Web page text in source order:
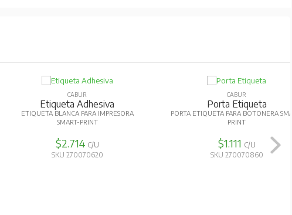
CABUR
Etiqueta Adhesiva
ETIQUETA BLANCA PARA IMPRESORA
SMART-PRINT
$2.714 C/U
SKU 270070620
CABUR
Porta Etiqueta
PORTA ETIQUETA PARA BOTONERA
PRINT
$1.111 C/U
SKU 270070860